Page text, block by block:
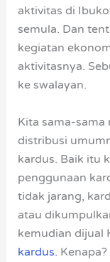
aktivitas di
semula. Dan
kegiatan
aktivitasnya.
ke swalayan.
Kita sama-sama
distribusi
kardus. Baik itu
penggunaan
tidak jarang,
atau
kemudian dijual
kardus.